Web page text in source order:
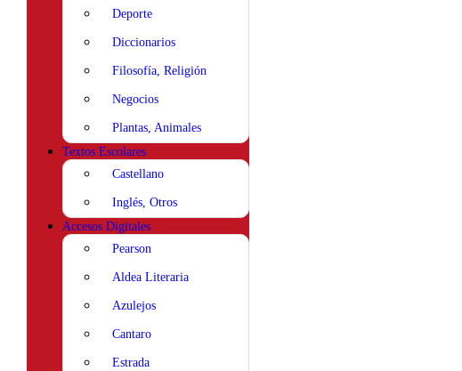
Deporte
Diccionarios
Filosofía, Religión
Negocios
Plantas, Animales
Textos Escolares
Castellano
Inglés, Otros
Accesos Digitales
Pearson
Aldea Literaria
Azulejos
Cantaro
Estrada